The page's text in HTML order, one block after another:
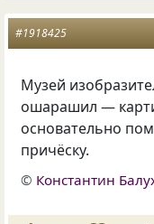
#1918425
Музей
ошарашил —
основательно
причёску.
© Константин